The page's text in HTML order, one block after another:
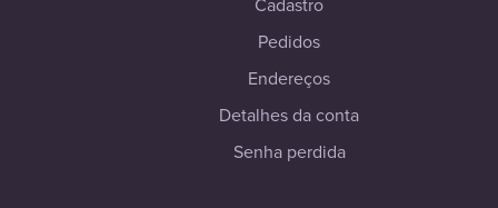
Cadastro
Pedidos
Endereços
Detalhes da conta
Senha perdida